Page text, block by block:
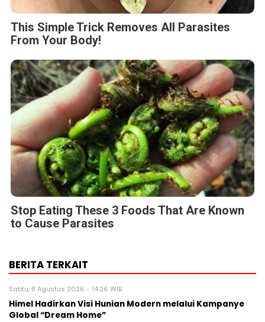
This Simple Trick Removes All Parasites
From Your Body!
Stop Eating These 3 Foods That Are Known
to Cause Parasites
BERITA TERKAIT
Sabtu, 8 Agustus 2026 - 14:26 WIB
Himel Hadirkan Visi Hunian Modern melalui Kampanye
Global “Dream Home”